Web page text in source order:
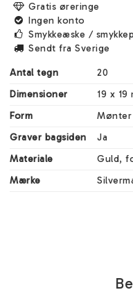
Gratis øreringe
Ingen konto
Smykkeæske /
Sendt fra Sverige
Antal tegn
20
Dimensioner
19 x 19
Form
Mønter
Graver bagsiden
Ja
Materiale
Guld,
Mærke